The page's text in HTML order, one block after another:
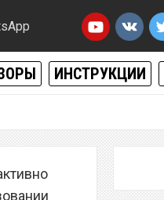
ИНСТРУКЦИИ